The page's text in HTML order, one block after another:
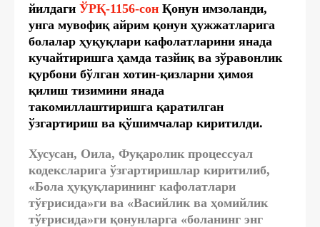
йилдаги ЎРҚ-1156-сон Қонун имзоланди,
унга мувофиқ айрим қонун ҳужжатларига
болалар ҳуқуқлари кафолатларини янада
кучайтиришга ҳамда тазйиқ ва зўравонлик
қурбони бўлган хотин-қизларни ҳимоя
қилиш тизимини янада
такомиллаштиришга қаратилган
ўзгартириш ва қўшимчалар киритилди.
Хусусан, Оила, Фуқаролик процессуал
кодексларига ўзгартиришлар киритилиб,
«Бола ҳуқуқларининг кафолатлари
тўғрисида»ги ва «Васийлик ва ҳомийлик
тўғрисида»ги қонунларга «боланинг энг